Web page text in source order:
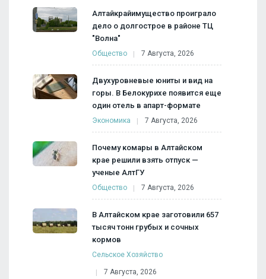
Алтайкрайимущество проиграло
дело о долгострое в районе ТЦ
"Волна"
Общество 7 Августа, 2026
Двухуровневые юниты и вид на
горы. В Белокурихе появится еще
один отель в апарт-формате
Экономика 7 Августа, 2026
Почему комары в Алтайском
крае решили взять отпуск —
ученые АлтГУ
Общество 7 Августа, 2026
В Алтайском крае заготовили 657
тысяч тонн грубых и сочных
кормов
Сельское Хозяйство
7 Августа, 2026